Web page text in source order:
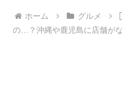
ホーム グルメ
の…？沖縄や鹿児島に店舗が